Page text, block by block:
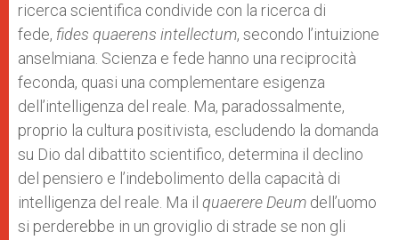
ricerca scientifica condivide con la ricerca di
fede, fides quaerens intellectum, secondo l’intuizione
anselmiana. Scienza e fede hanno una reciprocità
feconda, quasi una complementare esigenza
dell’intelligenza del reale. Ma, paradossalmente,
proprio la cultura positivista, escludendo la domanda
su Dio dal dibattito scientifico, determina il declino
del pensiero e l’indebolimento della capacità di
intelligenza del reale. Ma il quaerere Deum dell’uomo
si perderebbe in un groviglio di strade se non gli